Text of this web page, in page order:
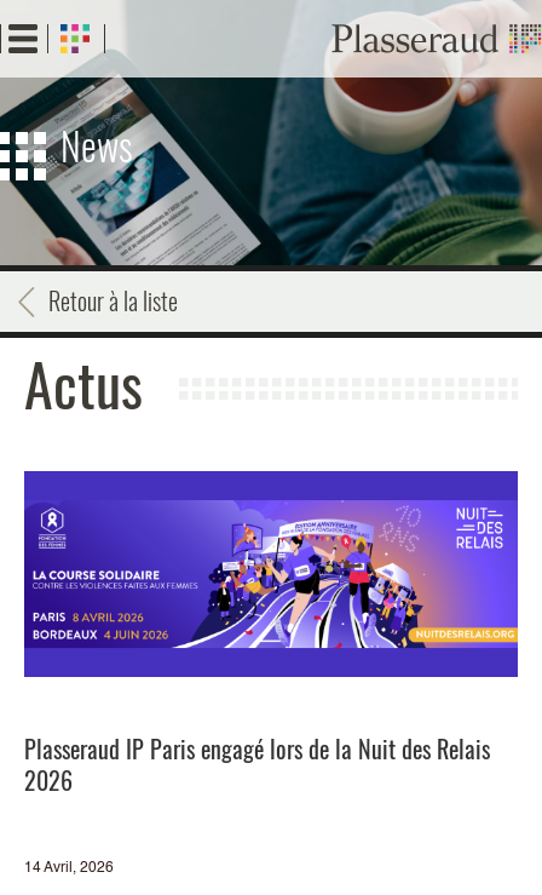
au
contenu
principal
News
Retour à la liste
Actus
Plasseraud IP Paris engagé lors de la Nuit des Relais
2026
14 Avril, 2026